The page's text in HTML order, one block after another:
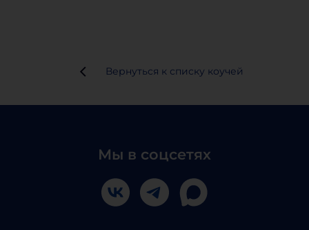
Вернуться к списку коучей
Мы в соцсетях